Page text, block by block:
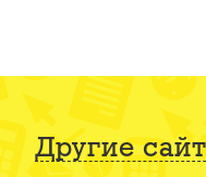
Другие